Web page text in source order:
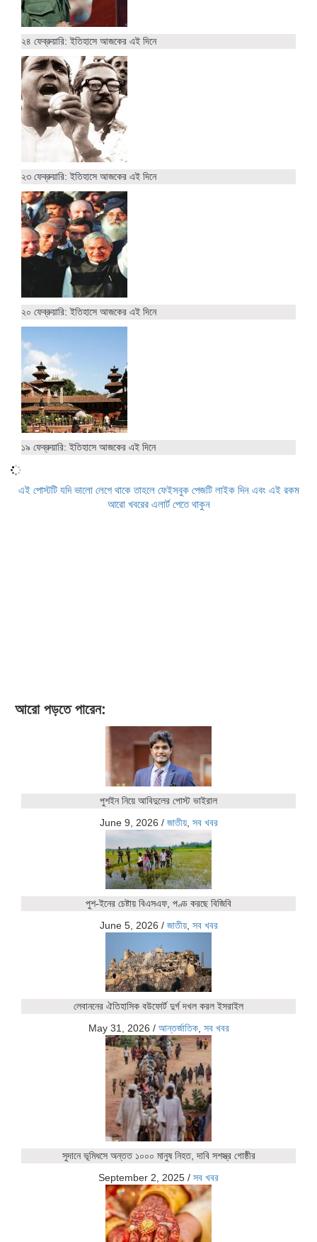
২৪ ফেব্রুয়ারি: ইতিহাসে আজকের এই দিনে
২৩ ফেব্রুয়ারি: ইতিহাসে আজকের এই দিনে
২০ ফেব্রুয়ারি: ইতিহাসে আজকের এই দিনে
১৯ ফেব্রুয়ারি: ইতিহাসে আজকের এই দিনে
এই পোস্টটি যদি ভালো লেগে থাকে তাহলে ফেইসবুক পেজটি লাইক দিন এবং এই রকম
আরো খবরের এলার্ট পেতে থাকুন
আরো পড়তে পারেন:
পুশইন নিয়ে আবিদুলের পোস্ট ভাইরাল
June 9, 2026 / জাতীয়, সব খবর
পুশ-ইনের চেষ্টায় বিএসএফ, পণ্ড করছে বিজিবি
June 5, 2026 / জাতীয়, সব খবর
লেবাননের ঐতিহাসিক বউফোর্ট দুর্গ দখল করল ইসরাইল
May 31, 2026 / আন্তর্জাতিক, সব খবর
সুদানে ভূমিধসে অন্তত ১০০০ মানুষ নিহত, দাবি সশস্ত্র গোষ্ঠীর
September 2, 2025 / সব খবর